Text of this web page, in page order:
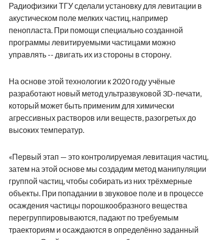
Радиофизики ТГУ сделали установку для левитации в
акустическом поле мелких частиц, например
пенопласта. При помощи специально созданной
программы левитируемыми частицами можно
управлять -- двигать их из стороны в сторону.
На основе этой технологии к 2020 году учёные
разработают новый метод ультразвуковой 3D-печати,
который может быть применим для химически
агрессивных растворов или веществ, разогретых до
высоких температур.
«Первый этап — это контролируемая левитация частиц,
затем на этой основе мы создадим метод манипуляции
группой частиц, чтобы собирать из них трёхмерные
объекты. При попадании в звуковое поле и в процессе
осаждения частицы порошкообразного вещества
перегруппировываются, падают по требуемым
траекториям и осаждаются в определённо заданный